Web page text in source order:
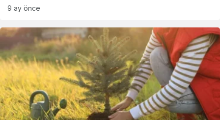
9 ay önce